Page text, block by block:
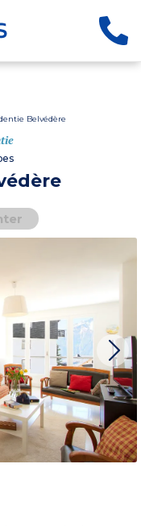
Belvédère